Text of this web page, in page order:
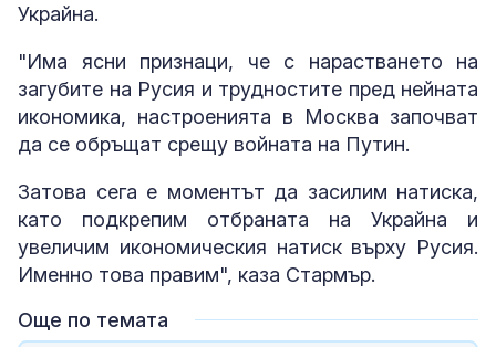
Украйна.
"Има ясни признаци, че с нарастването на
загубите на Русия и трудностите пред нейната
икономика, настроенията в Москва започват
да се обръщат срещу войната на Путин.
Затова сега е моментът да засилим натиска,
като подкрепим отбраната на Украйна и
увеличим икономическия натиск върху Русия.
Именно това правим", каза Стармър.
Още по темата